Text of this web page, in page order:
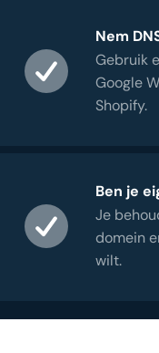
Nem
Gebruik
Google
Shopify.
Ben je
Je
domein
wilt.